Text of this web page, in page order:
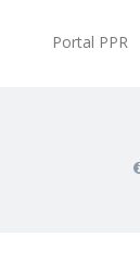
Portal PPR